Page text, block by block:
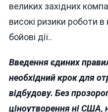
великих західних
високі ризики роботи
бойові дії..
Введення єдиних
необхідний крок для
відбудову. Без
ціноутворення ні США,